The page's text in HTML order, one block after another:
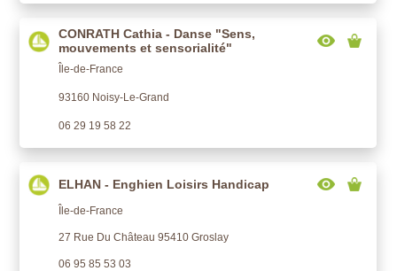
CONRATH Cathia - Danse "Sens,
mouvements et sensorialité"
Île-de-France
93160 Noisy-Le-Grand
06 29 19 58 22
ELHAN - Enghien Loisirs Handicap
Île-de-France
27 Rue Du Château 95410 Groslay
06 95 85 53 03